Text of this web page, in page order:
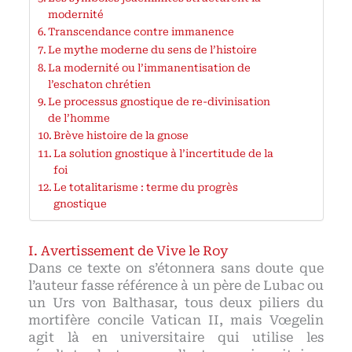
modernité
Transcendance contre immanence
Le mythe moderne du sens de l’histoire
La modernité ou l’immanentisation de
l’eschaton chrétien
Le processus gnostique de re-divinisation
de l’homme
Brève histoire de la gnose
La solution gnostique à l’incertitude de la
foi
Le totalitarisme : terme du progrès
gnostique
Avertissement de Vive le Roy
Dans ce texte on s’étonnera sans doute que
l’auteur fasse référence à un père de Lubac ou
un Urs von Balthasar, tous deux piliers du
mortifère concile Vatican II, mais Vœgelin
agit là en universitaire qui utilise les